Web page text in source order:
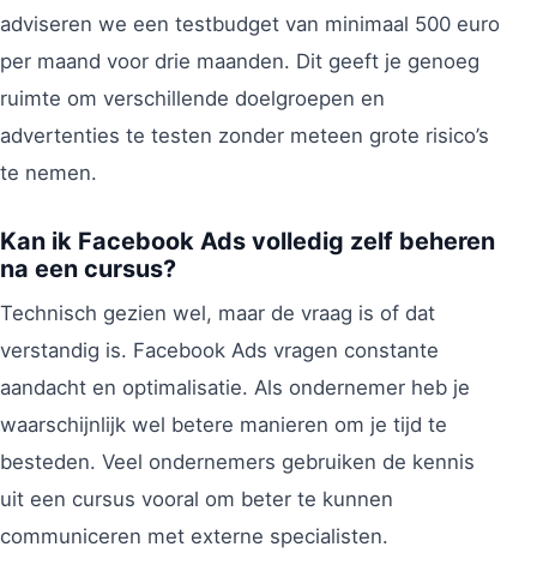
adviseren we een testbudget van minimaal 500 euro
per maand voor drie maanden. Dit geeft je genoeg
ruimte om verschillende doelgroepen en
advertenties te testen zonder meteen grote risico’s
te nemen.
Kan ik Facebook Ads volledig zelf beheren
na een cursus?
Technisch gezien wel, maar de vraag is of dat
verstandig is. Facebook Ads vragen constante
aandacht en optimalisatie. Als ondernemer heb je
waarschijnlijk wel betere manieren om je tijd te
besteden. Veel ondernemers gebruiken de kennis
uit een cursus vooral om beter te kunnen
communiceren met externe specialisten.